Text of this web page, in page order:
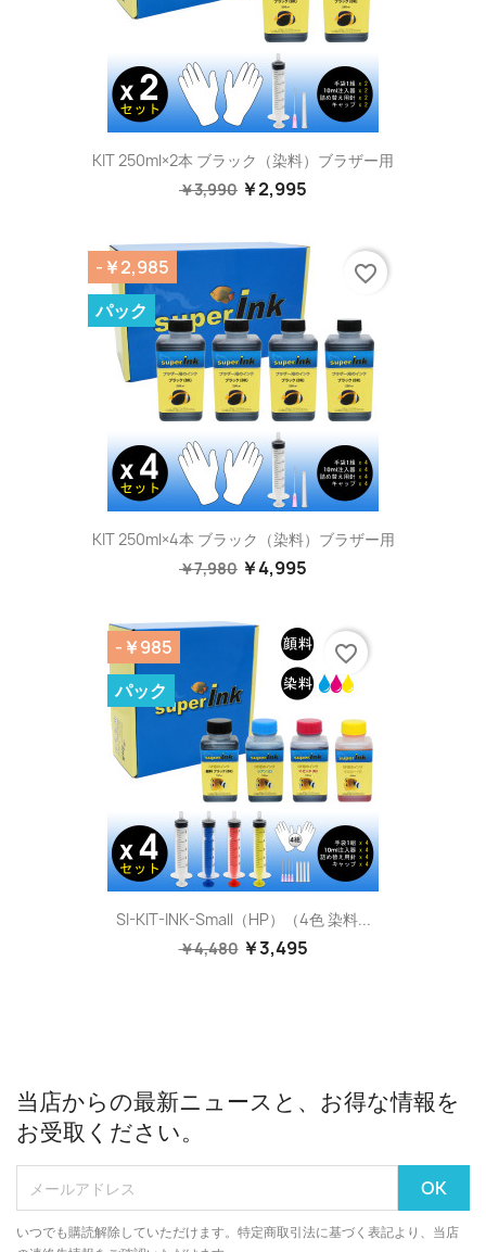
KIT 250ml×2本 ブラック（染料）ブラザー用
￥3,990 ￥2,995
KIT 250ml×4本 ブラック（染料）ブラザー用
￥7,980 ￥4,995
-￥2,985
パック
favorite_border
SI-KIT-INK-Small（HP）（4色 染料...
￥4,480 ￥3,495
-￥985
パック
favorite_border
当店からの最新ニュースと、お得な情報を
お受取ください。
いつでも購読解除していただけます。特定商取引法に基づく表記より、当店